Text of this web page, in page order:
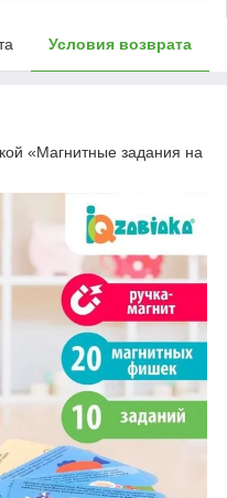
Условия возврата
«Магнитные задания на